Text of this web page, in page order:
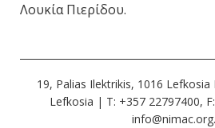
Λουκία Πιερίδου.
19, Palias Ilektrikis, 1016 Lefkosia
Lefkosia | Τ: +357 22797400,